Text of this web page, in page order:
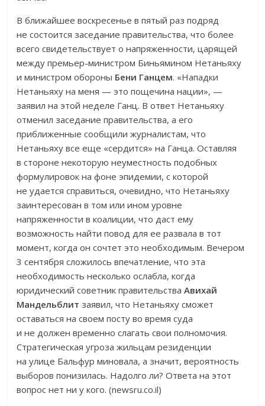
В ближайшее воскресенье в пятый раз подряд
не состоится заседание правительства, что более
всего свидетельствует о напряженности, царящей
между премьер-министром Биньямином Нетаньяху
и министром обороны Бени Ганцем. «Нападки
Нетаньяху на меня — это пощечина нации», —
заявил на этой неделе Ганц. В ответ Нетаньяху
отменил заседание правительства, а его
приближенные сообщили журналистам, что
Нетаньяху все еще «сердится» на Ганца. Оставляя
в стороне некоторую неуместность подобных
формулировок на фоне эпидемии, с которой
не удается справиться, очевидно, что Нетаньяху
заинтересован в том или ином уровне
напряженности в коалиции, что даст ему
возможность найти повод для ее развала в тот
момент, когда он сочтет это необходимым. Вечером
3 сентября сложилось впечатление, что эта
необходимость несколько ослабла, когда
юридический советник правительстваАвихай
Мандельблитзаявил, что Нетаньяху сможет
оставаться на своем посту во время суда
и не должен временно слагать свои полномочия.
Стратегическая угроза жильцам резиденции
на улице Бальфур миновала, а значит, вероятность
выборов понизилась. Надолго ли? Ответа на этот
вопрос нет ни у кого. (newsru.co.il)